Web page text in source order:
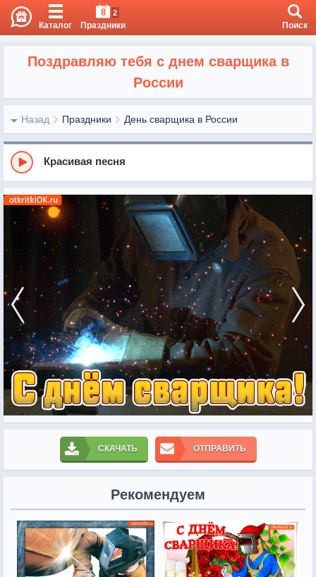
Каталог
8 2
Праздники Поиск
Поздравляю тебя с днем сварщика в
России
Назад Праздники День сварщика в России
Красивая песня
СКАЧАТЬ ОТПРАВИТЬ
Рекомендуем